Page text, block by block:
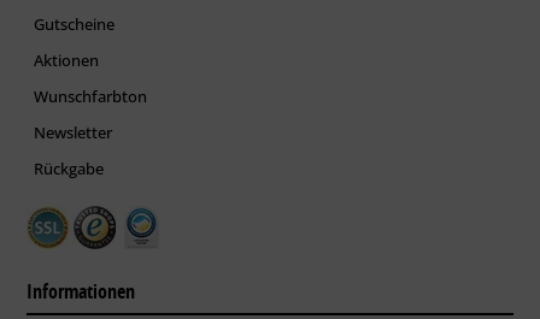
Gutscheine
Aktionen
Wunschfarbton
Newsletter
Rückgabe
Informationen